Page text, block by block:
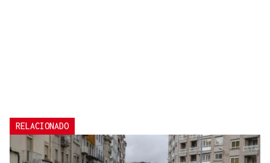
RELACIONADO